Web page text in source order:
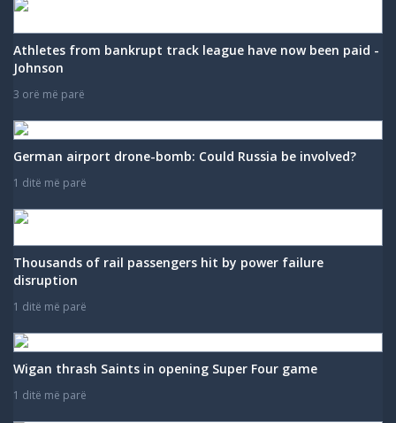
Athletes from bankrupt track league have now been paid -
Johnson
3 orë më parë
German airport drone-bomb: Could Russia be involved?
1 ditë më parë
Thousands of rail passengers hit by power failure
disruption
1 ditë më parë
Wigan thrash Saints in opening Super Four game
1 ditë më parë